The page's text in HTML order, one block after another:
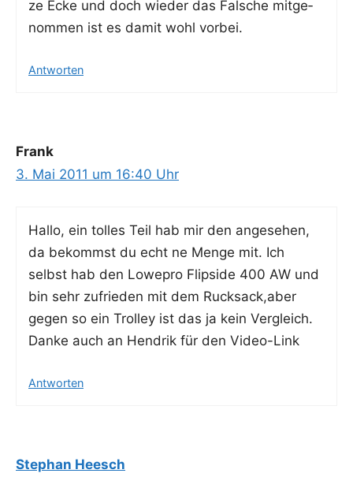
ze Ecke und doch wie­der das Fal­sche mit­ge­
nom­men ist es damit wohl vorbei.
Antworten
Frank
3. Mai 2011 um 16:40 Uhr
Hal­lo, ein tol­les Teil hab mir den ange­se­hen,
da bekommst du echt ne Men­ge mit. Ich
selbst hab den Lowe­pro Flip­si­de 400 AW und
bin sehr zufrie­den mit dem Rucksack,aber
gegen so ein Trol­ley ist das ja kein Ver­gleich.
Dan­ke auch an Hen­drik für den Video-Link
Antworten
Stephan Heesch